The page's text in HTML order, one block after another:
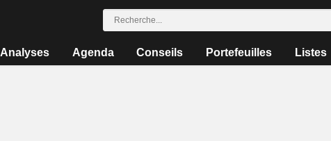
Analyses Agenda Conseils Portefeuilles Listes